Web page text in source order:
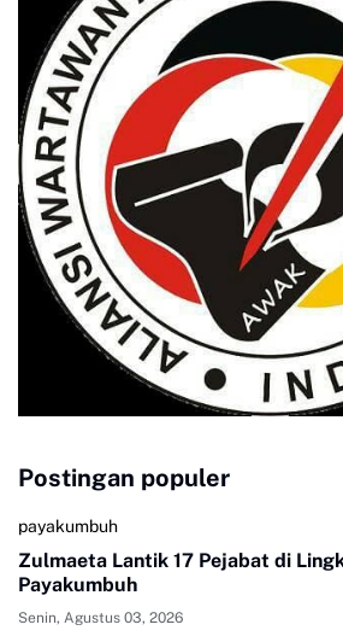
Postingan populer
payakumbuh
Zulmaeta Lantik 17 Pejabat di
Payakumbuh
Senin, Agustus 03, 2026